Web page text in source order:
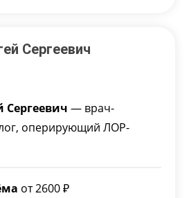
Сергеевич
Сергеевич — врач-
оперирующий ЛОР-
от 2600 ₽